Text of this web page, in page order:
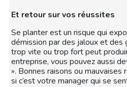
Et retour sur vos réussites
Se planter est un risque qui
démission par des jaloux et des
trop vite ou trop fort peut
entreprise, vous pouvez aussi
». Bonnes raisons ou
si c’est votre manager qui se